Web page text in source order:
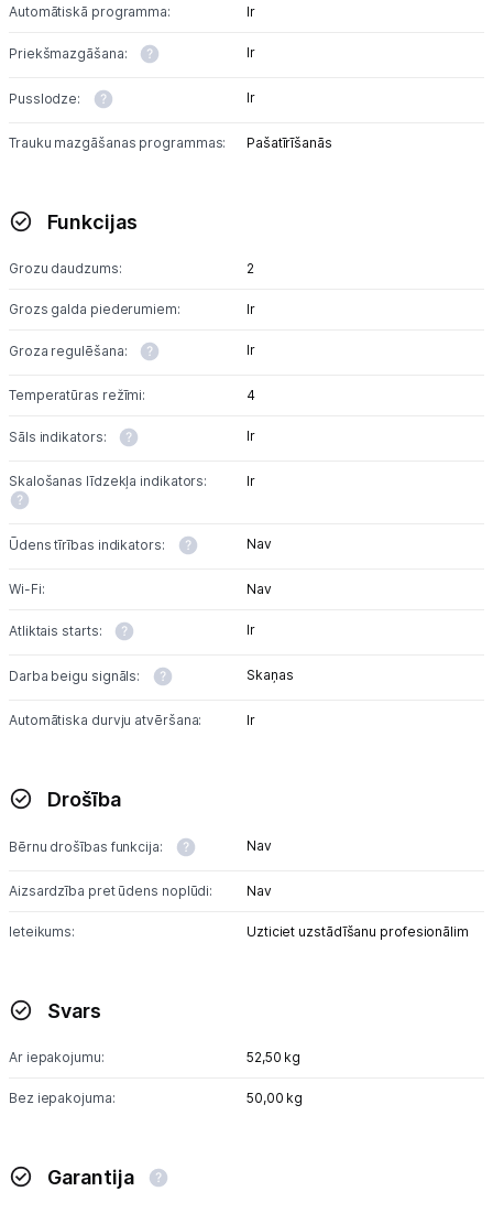
Automātiskā programma: Ir
Priekšmazgāšana: Ir
Pusslodze: Ir
Trauku mazgāšanas programmas: Pašatīrīšanās
Funkcijas
Grozu daudzums: 2
Grozs galda piederumiem: Ir
Groza regulēšana: Ir
Temperatūras režīmi: 4
Sāls indikators: Ir
Skalošanas līdzekļa indikators: Ir
Ūdens tīrības indikators: Nav
Wi-Fi: Nav
Atliktais starts: Ir
Darba beigu signāls: Skaņas
Automātiska durvju atvēršana: Ir
Drošība
Bērnu drošības funkcija: Nav
Aizsardzība pret ūdens noplūdi: Nav
Ieteikums: Uzticiet uzstādīšanu profesionālim
Svars
Ar iepakojumu: 52,50 kg
Bez iepakojuma: 50,00 kg
Garantija